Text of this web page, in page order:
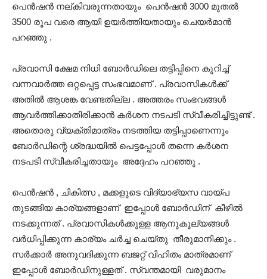
പെൻഷൻ നല്കിവരുന്നതായും പെൻഷൻ 3000 മുതൽ
3500 രൂപ വരെ ആയി ഉയർത്തിയതായും ചെയർമാൻ
പറഞ്ഞു .
പ്രവാസി ക്ഷേമ നിധി ബോർഡിലെ തട്ടിപ്പിനെ കുറിച്ച്
വന്നവാർത്ത ഒറ്റപ്പെട്ട സംഭവമാണ് . പ്രവാസികൾക്ക്
അതിൽ ആശങ്ക വേണ്ടതില്ല . അത്തരം സംഭവങ്ങൾ
ആവർത്തിക്കാതിരിക്കാൻ കർശന നടപടി സ്വീകരിച്ചിട്ടുണ്ട് .
അതൊരു വ്യക്തിമാത്രം നടത്തിയ തട്ടിപ്പാണെന്നും
ബോർഡിന്റെ ശ്രദ്ധയിൽ പെട്ടപ്പോൾ തന്നെ കർശന
നടപടി സ്വീകരിച്ചതായും അദ്ദേഹം പറഞ്ഞു .
പെൻഷൻ , ചികിത്സ , മക്കളുടെ വിദ്യാഭ്യസ വായ്‌പ
തുടങ്ങിയ കാര്യങ്ങളാണ് ഇപ്പോൾ ബോർഡിന് കീഴിൽ
നടക്കുന്നത് . പ്രവാസികൾക്കുള്ള ആനുകൂല്യങ്ങൾ
വർധിപ്പിക്കുന്ന കാര്യം ചർച്ച ചെയ്തു തീരുമാനിക്കും .
സർക്കാർ അനുവദിക്കുന്ന ബജറ്റ് വിഹിതം മാത്രമാണ്
ഇപ്പോൾ ബോർഡിനുള്ളത് . സ്വന്തമായി വരുമാനം